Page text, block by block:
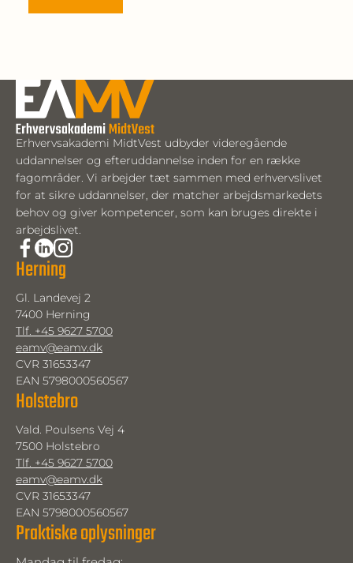
Erhvervsakademi MidtVest udbyder videregående
uddannelser og efteruddannelse inden for en række
fagområder. Vi arbejder tæt sammen med erhvervslivet
for at sikre uddannelser, der matcher arbejdsmarkedets
behov og giver kompetencer, som kan bruges direkte i
arbejdslivet.
Herning
Gl. Landevej 2
7400 Herning
Tlf. +45 9627 5700
eamv@eamv.dk
CVR 31653347
EAN 5798000560567
Holstebro
Vald. Poulsens Vej 4
7500 Holstebro
Tlf. +45 9627 5700
eamv@eamv.dk
CVR 31653347
EAN 5798000560567
Praktiske oplysninger